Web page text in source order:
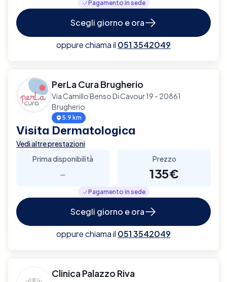
Pagamento in sede
Scegli giorno e ora
oppure chiama il 051 3542049
PerLa Cura Brugherio
Via Camillo Benso Di Cavour 19 - 20861
Brugherio
5.9 km
Visita Dermatologica
Vedi altre prestazioni
Prima disponibilità
-
Prezzo
135€
Pagamento in sede
Scegli giorno e ora
oppure chiama il 051 3542049
Clinica Palazzo Riva